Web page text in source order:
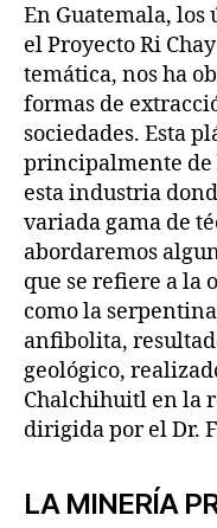
En Guatemala,
el Proyecto Ri
temática, nos ha
formas de
sociedades. Esta
principalmente de
esta industria
variada gama de
abordaremos
que se refiere a la
como la
anfibolita,
geológico,
Chalchihuitl en la
dirigida por el Dr.
LA MINERÍA